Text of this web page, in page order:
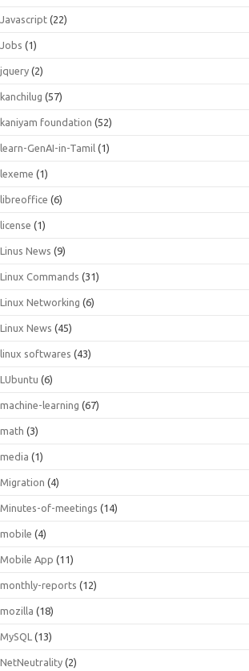
Javascript (22)
Jobs (1)
jquery (2)
kanchilug (57)
kaniyam foundation (52)
learn-GenAI-in-Tamil (1)
lexeme (1)
libreoffice (6)
license (1)
Linus News (9)
Linux Commands (31)
Linux Networking (6)
Linux News (45)
linux softwares (43)
LUbuntu (6)
machine-learning (67)
math (3)
media (1)
Migration (4)
Minutes-of-meetings (14)
mobile (4)
Mobile App (11)
monthly-reports (12)
mozilla (18)
MySQL (13)
NetNeutrality (2)